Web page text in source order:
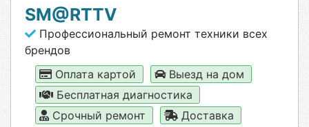
SM@RTTV
Профессиональный ремонт техники всех
брендов
Оплата картой
Выезд на дом
Бесплатная диагностика
Срочный ремонт
Доставка